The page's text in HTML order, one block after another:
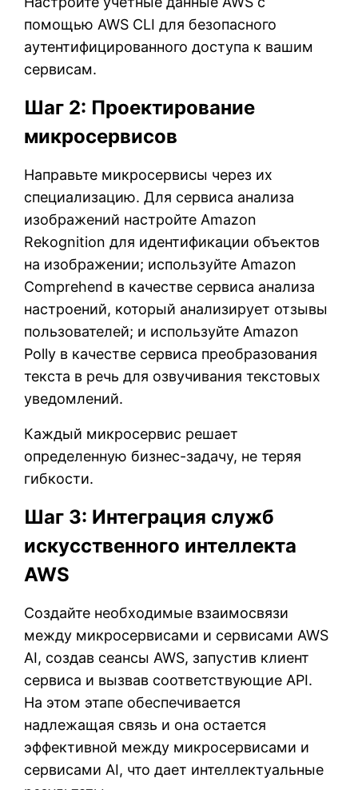
помощью AWS CLI для безопасного
аутентифицированного доступа к вашим
сервисам.
Шаг 2: Проектирование
микросервисов
Направьте микросервисы через их
специализацию. Для сервиса анализа
изображений настройте Amazon
Rekognition для идентификации объектов
на изображении; используйте Amazon
Comprehend в качестве сервиса анализа
настроений, который анализирует отзывы
пользователей; и используйте Amazon
Polly в качестве сервиса преобразования
текста в речь для озвучивания текстовых
уведомлений.
Каждый микросервис решает
определенную бизнес-задачу, не теряя
гибкости.
Шаг 3: Интеграция служб
искусственного интеллекта
AWS
Создайте необходимые взаимосвязи
между микросервисами и сервисами AWS
AI, создав сеансы AWS, запустив клиент
сервиса и вызвав соответствующие API.
На этом этапе обеспечивается
надлежащая связь и она остается
эффективной между микросервисами и
сервисами AI, что дает интеллектуальные